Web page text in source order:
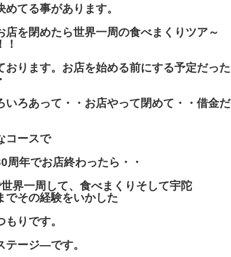
てる事があります。
を閉めたら世界一周の食べまくりツア～
！
ります。お店を始める前にする予定だった
ろあって・・お店やって閉めて・・借金だ
ースで
でお店終わったら・・
一周して、食べまくりそして宇陀
その経験をいかした
りです。
ージ―です。